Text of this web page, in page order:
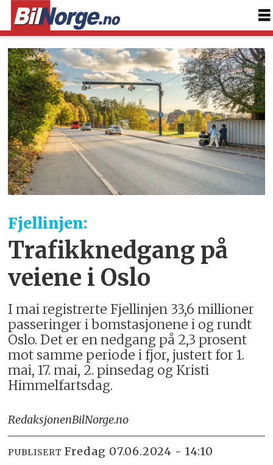
Fjellinjen:
Trafikknedgang på
veiene i Oslo
I mai registrerte Fjellinjen 33,6 millioner
passeringer i bomstasjonene i og rundt
Oslo. Det er en nedgang på 2,3 prosent
mot samme periode i fjor, justert for 1.
mai, 17. mai, 2. pinsedag og Kristi
Himmelfartsdag.
RedaksjonenBilNorge.no
PUBLISERT fredag 07.06.2024 - 14:10